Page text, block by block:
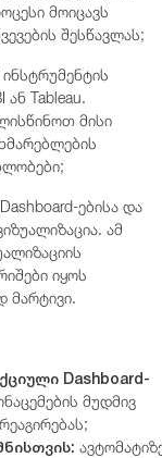
მოიცავს
შესწავლას;
ინსტრუმენტის
ან Tableau.
მისი
ებისა და
ამ
იყოს
მარტივი.
Dashboard-
მუდმივ